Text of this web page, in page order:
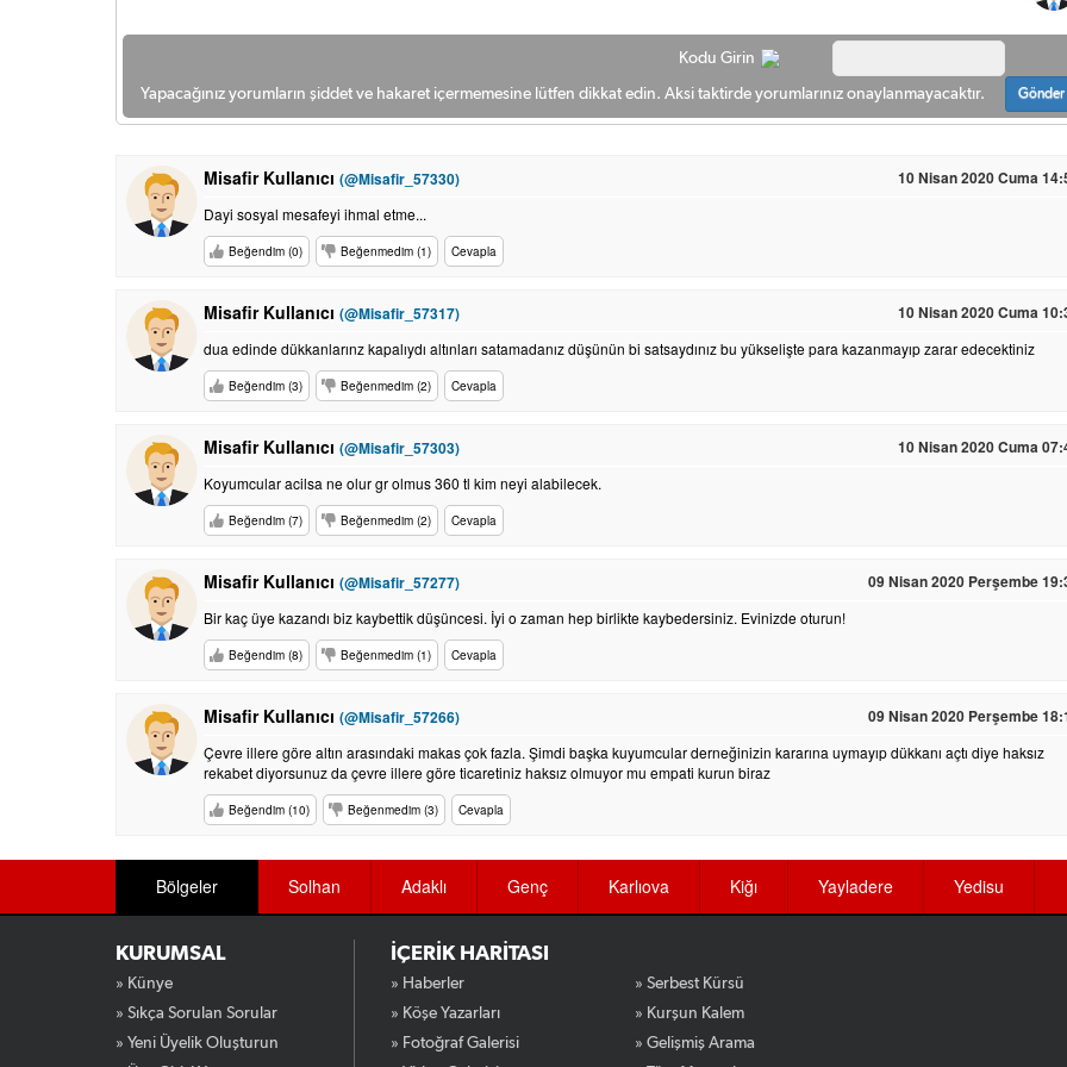
Kodu Girin
Yapacağınız yorumların şiddet ve hakaret içermemesine lütfen dikkat edin. Aksi taktirde yorumlarınız onaylanmayacaktır. Gönder
Misafir Kullanıcı (@Misafir_57330) 10 Nisan 2020 Cuma
Dayi sosyal mesafeyi ihmal etme...
Beğendim (0) Beğenmedim (1) Cevapla
Misafir Kullanıcı (@Misafir_57317) 10 Nisan 2020 Cuma
dua edinde dükkanlarınz kapalıydı altınları satamadanız düşünün bi satsaydınız bu yükselişte para kazanmayıp zarar edecektiniz
Beğendim (3) Beğenmedim (2) Cevapla
Misafir Kullanıcı (@Misafir_57303) 10 Nisan 2020 Cuma
Koyumcular acilsa ne olur gr olmus 360 tl kim neyi alabilecek.
Beğendim (7) Beğenmedim (2) Cevapla
Misafir Kullanıcı (@Misafir_57277) 09 Nisan 2020 Perşembe
Bir kaç üye kazandı biz kaybettik düşüncesi. İyi o zaman hep birlikte kaybedersiniz. Evinizde oturun!
Beğendim (8) Beğenmedim (1) Cevapla
Misafir Kullanıcı (@Misafir_57266) 09 Nisan 2020 Perşembe
Çevre illere göre altın arasındaki makas çok fazla. Şimdi başka kuyumcular derneğinizin kararına uymayıp dükkanı açtı diye haksız
rekabet diyorsunuz da çevre illere göre ticaretiniz haksız olmuyor mu empati kurun biraz
Beğendim (10) Beğenmedim (3) Cevapla
Bölgeler Solhan Adaklı Genç Karlıova Kiğı Yayladere Yedisu
KURUMSAL
» Künye
» Sıkça Sorulan Sorular
» Yeni Üyelik Oluşturun
İÇERİK HARİTASI
» Haberler
» Köşe Yazarları
» Fotoğraf Galerisi
» Serbest Kürsü
» Kurşun Kalem
» Gelişmiş Arama